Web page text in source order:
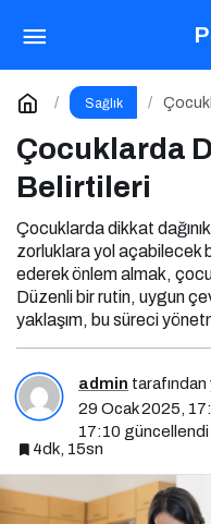
Sağlık
Çocuklarda
Belirtileri
Çocuklarda dikkat
zorluklara yol açabilecek
ederek önlem almak,
Düzenli bir rutin, uygun
yaklaşım, bu süreci
admin tarafından
29 Ocak 2025,
17:10 güncellendi
4dk, 15sn
Çocuklarda
Yorum Yap